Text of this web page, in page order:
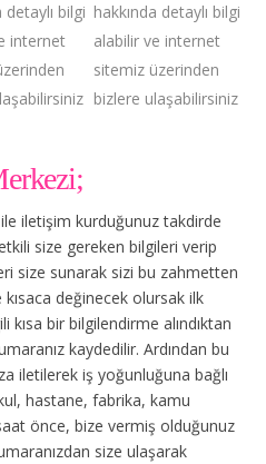
detaylı bilgi
internet
hakkında detaylı bilgi
alabilir ve internet
sitemiz üzerinden
bizlere ulaşabilirsiniz
iletişim kurduğunuz takdirde
size gereken bilgileri verip
size sunarak sizi bu zahmetten
değinecek olursak ilk
kısa bir bilgilendirme alındıktan
kaydedilir. Ardından bu
iletilerek iş yoğunluğuna bağlı
hastane, fabrika, kamu
önce, bize vermiş olduğunuz
size ulaşarak